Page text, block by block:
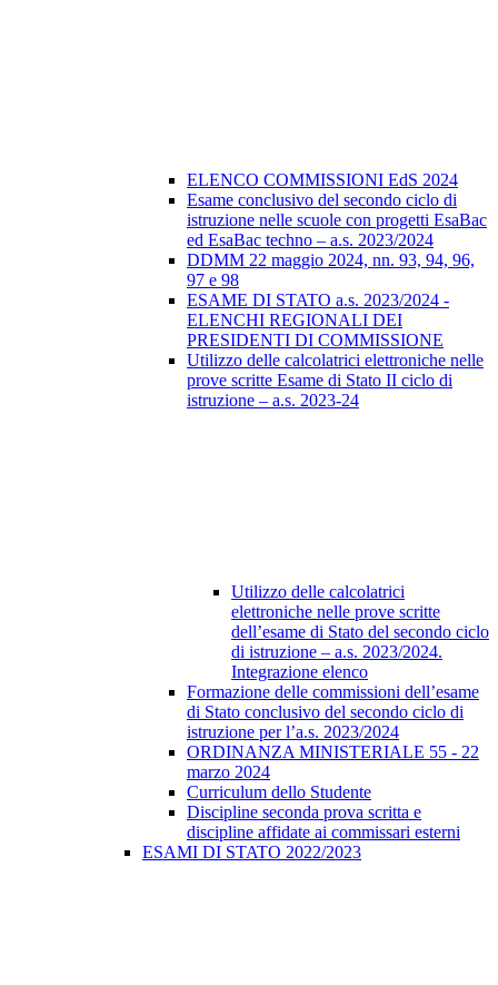
ELENCO COMMISSIONI EdS 2024
Esame conclusivo del secondo ciclo di
istruzione nelle scuole con progetti EsaBac
ed EsaBac techno – a.s. 2023/2024
DDMM 22 maggio 2024, nn. 93, 94, 96,
97 e 98
ESAME DI STATO a.s. 2023/2024 -
ELENCHI REGIONALI DEI
PRESIDENTI DI COMMISSIONE
Utilizzo delle calcolatrici elettroniche nelle
prove scritte Esame di Stato II ciclo di
istruzione – a.s. 2023-24
Utilizzo delle calcolatrici
elettroniche nelle prove scritte
dell’esame di Stato del secondo ciclo
di istruzione – a.s. 2023/2024.
Integrazione elenco
Formazione delle commissioni dell’esame
di Stato conclusivo del secondo ciclo di
istruzione per l’a.s. 2023/2024
ORDINANZA MINISTERIALE 55 - 22
marzo 2024
Curriculum dello Studente
Discipline seconda prova scritta e
discipline affidate ai commissari esterni
ESAMI DI STATO 2022/2023